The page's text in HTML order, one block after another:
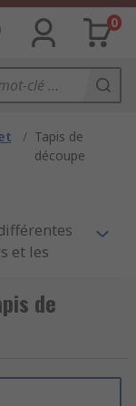
0
/ Tapis de
découpe
et les
en
de